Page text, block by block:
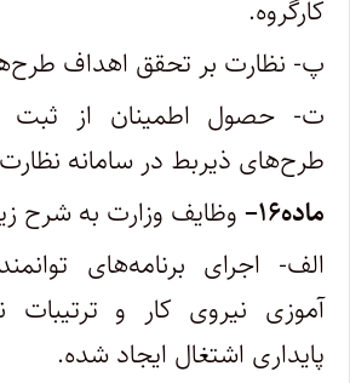
کارگروه.
پ- نظارت بر تحقق اهداف
ت- حصول اطمینان از ثبت
طرح‌های ذیربط در سامانه نظارت
ماده۱۶– وظایف وزارت به شرح
الف- اجرای برنامه‌های
آموزی نیروی کار و ترتیبات
پایداری اشتغال ایجاد شده.